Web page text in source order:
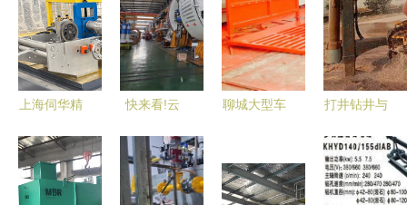
上海伺华精
年技术沉淀
的冷弯成型
快来看!云
产的大家伙
儿,将赴粤
聊城大型车
上门安装
打井钻井与
机械设备制
造的演进与